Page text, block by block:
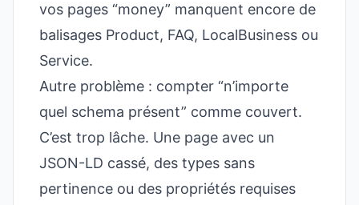
vos pages “money” manquent encore de
balisages Product, FAQ, LocalBusiness ou
Service.
Autre problème : compter “n’importe
quel schema présent” comme couvert.
C’est trop lâche. Une page avec un
JSON-LD cassé, des types sans
pertinence ou des propriétés requises